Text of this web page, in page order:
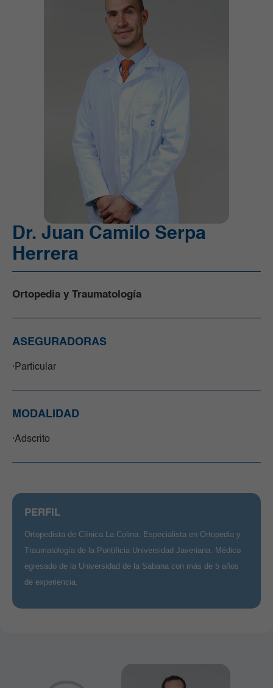
Unidad de Cuidado Crítico Especializado (UCI)
Unidad de Quimioterapia
Dr. Juan Camilo Serpa
Herrera
Ortopedia y Traumatología
ASEGURADORAS
Particular
MODALIDAD
Adscrito
PERFIL
Ortopedista de Clínica La Colina. Especialista en Ortopedia y
Traumatología de la Pontificia Universidad Javeriana. Médico
egresado de la Universidad de la Sabana con más de 5 años
de experiencia.